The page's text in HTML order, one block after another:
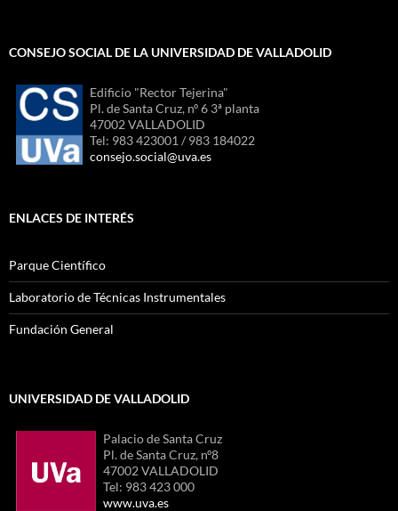
CONSEJO SOCIAL DE LA UNIVERSIDAD DE VALLADOLID
Edificio "Rector Tejerina"
Pl. de Santa Cruz, nº 6 3ª planta
47002 VALLADOLID
Tel: 983 423001 / 983 184022
consejo.social@uva.es
ENLACES DE INTERÉS
Parque Científico
Laboratorio de Técnicas Instrumentales
Fundación General
UNIVERSIDAD DE VALLADOLID
Palacio de Santa Cruz
Pl. de Santa Cruz, nº8
47002 VALLADOLID
Tel: 983 423 000
www.uva.es